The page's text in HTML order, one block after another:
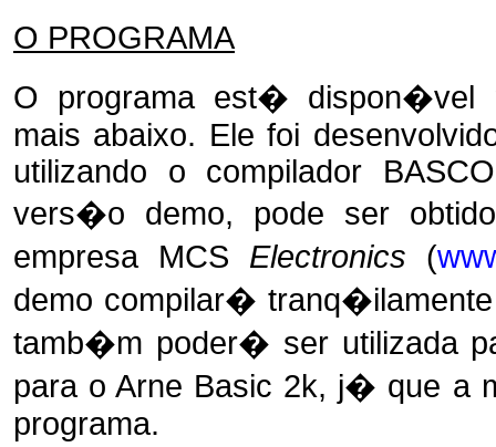
O PROGRAMA
O programa est�
mais abaixo. Ele foi
utilizando o compilador
vers�o demo, pode ser
empresa MCS Electronics (
demo compilar�
tamb�m poder� ser utilizada
para o Arne Basic 2k, j� que a
programa.